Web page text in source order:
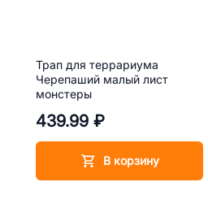
Трап для террариума
Черепаший малый лист
монстеры
439.99 ₽
В корзину